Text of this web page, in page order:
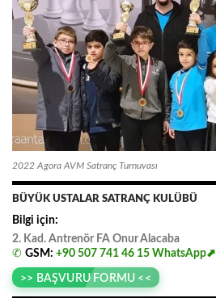
2022 Agora AVM Satranç Turnuvası
BÜYÜK USTALAR SATRANÇ KULÜBÜ
Bilgi için:
2. Kad. Antrenör FA Onur.Alacaba
✆ GSM: +90 507 741 46 15 WhatsApp⬈
>> BAŞVURU FORMU <<